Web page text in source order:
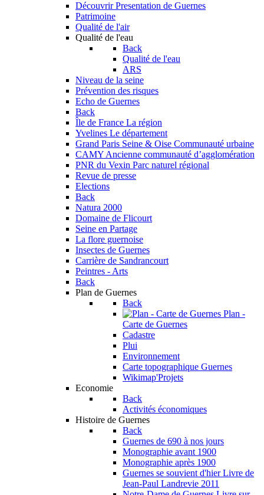
Découvrir Presentation de Guernes
Patrimoine
Qualité de l'air
Qualité de l'eau
Back
Qualité de l'eau
ARS
Niveau de la seine
Prévention des risques
Echo de Guernes
Back
Île de France La région
Yvelines Le département
Grand Paris Seine & Oise Communauté urbaine
CAMY Ancienne communauté d’agglomération
PNR du Vexin Parc naturel régional
Revue de presse
Elections
Back
Natura 2000
Domaine de Flicourt
Seine en Partage
La flore guernoise
Insectes de Guernes
Carrière de Sandrancourt
Peintres - Arts
Back
Plan de Guernes
Back
Plan -
Carte de Guernes
Cadastre
Plui
Environnement
Carte topographique Guernes
Wikimap'Projets
Economie
Back
Activités économiques
Histoire de Guernes
Back
Guernes de 690 à nos jours
Monographie avant 1900
Monographie après 1900
Guernes se souvient d'hier Livre de
Jean-Paul Landrevie 2011